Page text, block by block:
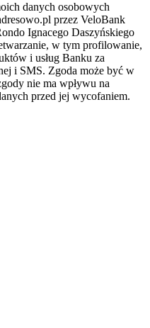
danych osobowych
przez VeloBank
Ignacego Daszyńskiego
w tym profilowanie,
i usług Banku za
i SMS. Zgoda może być w
nie ma wpływu na
przed jej wycofaniem.